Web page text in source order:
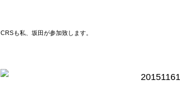
CRSも私、坂田が参加致します。